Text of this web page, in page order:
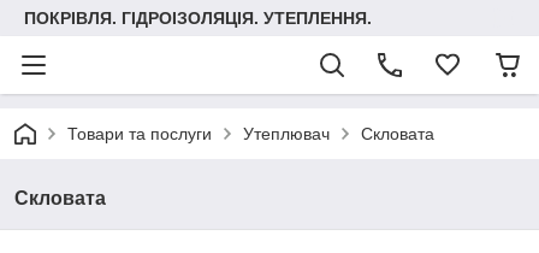
ПОКРІВЛЯ. ГІДРОІЗОЛЯЦІЯ. УТЕПЛЕННЯ.
Товари та послуги Утеплювач Скловата
Скловата